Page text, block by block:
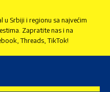
Srbiji i regionu sa najvećim
Zapratite nas i na
Threads, TikTok!